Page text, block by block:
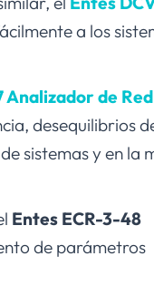
a los
Analizador de Red
desequilibrios
sistemas y en la
Entes ECR-3-48
de parámetros